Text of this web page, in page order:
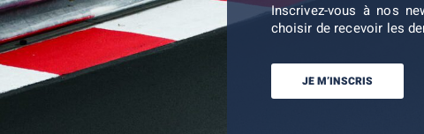
Inscrivez-vous à nos
choisir de recevoir les
JE M’INSCRIS